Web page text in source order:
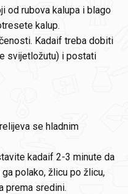
od rubova kalupa i blago
kalup.
Kadaif treba dobiti
svijetložutu) i postati
se hladnim
kadaif 2-3 minute da
polako, žlicu po žlicu,
prema sredini.